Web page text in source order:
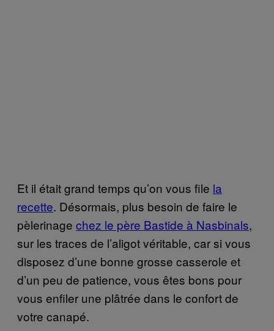
Et il était grand temps qu’on vous file la
recette. Désormais, plus besoin de faire le
pèlerinage chez le père Bastide à Nasbinals,
sur les traces de l’aligot véritable, car si vous
disposez d’une bonne grosse casserole et
d’un peu de patience, vous êtes bons pour
vous enfiler une plâtrée dans le confort de
votre canapé.